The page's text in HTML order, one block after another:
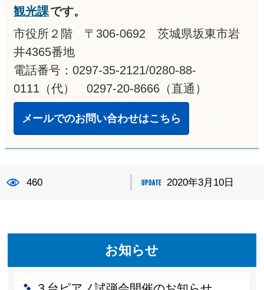
観光課です。
市役所２階 〒306-0692 茨城県坂東市岩
井4365番地
電話番号：0297-35-2121/0280-88-
0111（代） 0297-20-8666（直通）
メールでのお問い合わせはこちら
460 2020年3月10日
お知らせ